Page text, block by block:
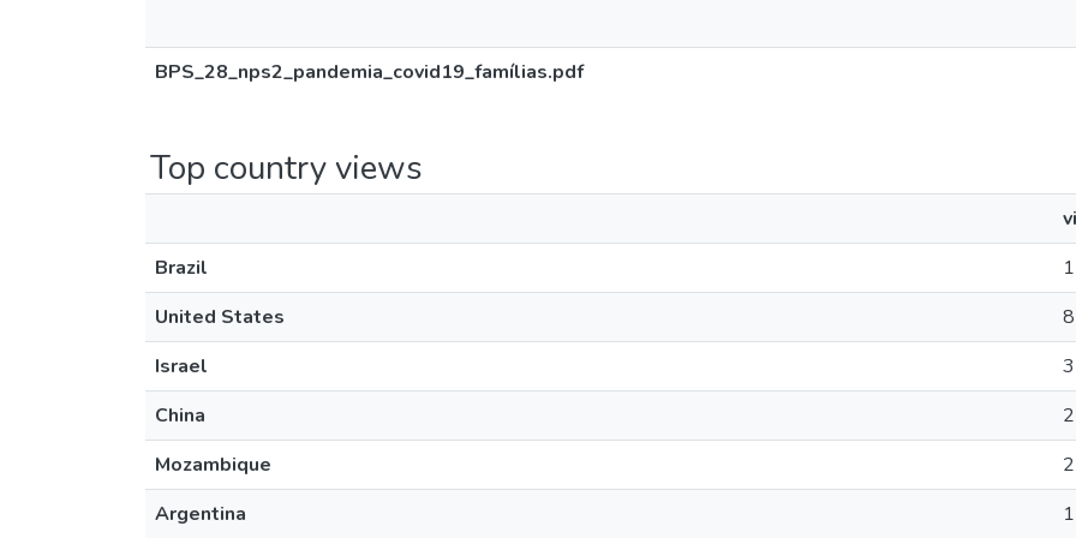
BPS_28_nps2_pandemia_covid19_famílias.pdf
Top country views
Brazil
United States
8
Israel
3
China
2
Mozambique
2
Argentina
1